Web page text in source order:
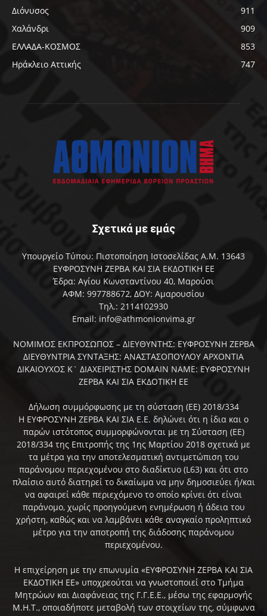
Διόνυσος
911
Χαλάνδρι
909
ΕΛΛΑΔΑ-ΚΟΣΜΟΣ
853
Ηράκλειο Αττικής
747
Σχετικά με εμάς
Υπουργείο Τύπου: Πιστοποίηση Ιστοσελίδας Α.Μ. 13643
ΕΥΦΡΟΣΥΝΗ ΖΕΡΒΑ ΚΑΙ ΣΙΑ ΕΚΔΟΤΙΚΗ ΕΕ
Έδρα: Αγίου Κωνσταντίνου 40, Μαρούσι
ΑΦΜ: 997788672, ΔΟΥ: Αμαρουσίου
Τηλ.: 2114102930
Email: info@athmonionvima.gr
ΝΟΜΙΜΟΣ ΕΚΠΡΟΣΩΠΟΣ – ΔΙΕΥΘΥΝΤΗΣ: ΕΥΦΡΟΣΥΝΗ ΖΕΡΒΑ
ΔΙΕΥΘΥΝΤΡΙΑ ΣΥΝΤΑΞΗΣ: ΑΝΑΣΤΑΣΟΠΟΥΛΟΥ ΑΡΧΟΝΤΙΑ
ΔΙΚΑΙΟΥΧΟΣ Κ` ΔΙΑΧΕΙΡΙΣΤΗΣ DOMAIN NAME: ΕΥΦΡΟΣΥΝΗ
ΖΕΡΒΑ ΚΑΙ ΣΙΑ ΕΚΔΟΤΙΚΗ ΕΕ
Δήλωση συμμόρφωσης με τη σύσταση (ΕΕ) 2018/334
Η ΕΥΦΡΟΣΥΝΗ ΖΕΡΒΑ ΚΑΙ ΣΙΑ Ε.Ε. δηλώνει ότι η ίδια και ο
παρών ιστότοπος συμμορφώνονται με τη Σύσταση (ΕΕ)
2018/334 της Επιτροπής της 1ης Μαρτίου 2018 σχετικά με
τα μέτρα για την αποτελεσματική αντιμετώπιση του
παράνομου περιεχομένου στο διαδίκτυο (L63) και ότι στο
πλαίσιο αυτό διατηρεί το δικαίωμα να μην δημοσιεύει ή/και
να αφαιρεί κάθε περιεχόμενο το οποίο κρίνει ότι είναι
παράνομο, χωρίς προηγούμενη ενημέρωση ή άδεια του
χρήστη, καθώς και να λαμβάνει κάθε αναγκαίο προληπτικό
μέτρο για την αποτροπή της διάδοσης παράνομου
περιεχομένου.
Η επιχείρηση με την επωνυμία «ΕΥΦΡΟΣΥΝΗ ΖΕΡΒΑ ΚΑΙ ΣΙΑ
ΕΚΔΟΤΙΚΗ ΕΕ» υποχρεούται να γνωστοποιεί στο Τμήμα
Μητρώων και Διαφάνειας της Γ.Γ.Ε.Ε., μέσω της εφαρμογής
Μ.Η.Τ., οποιαδήποτε μεταβολή των στοιχείων της, σύμφωνα